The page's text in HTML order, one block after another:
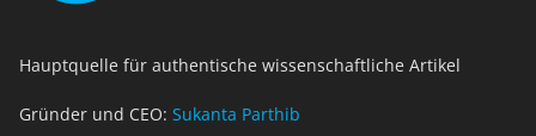
Hauptquelle für authentische wissenschaftliche Artikel
Gründer und CEO: Sukanta Parthib